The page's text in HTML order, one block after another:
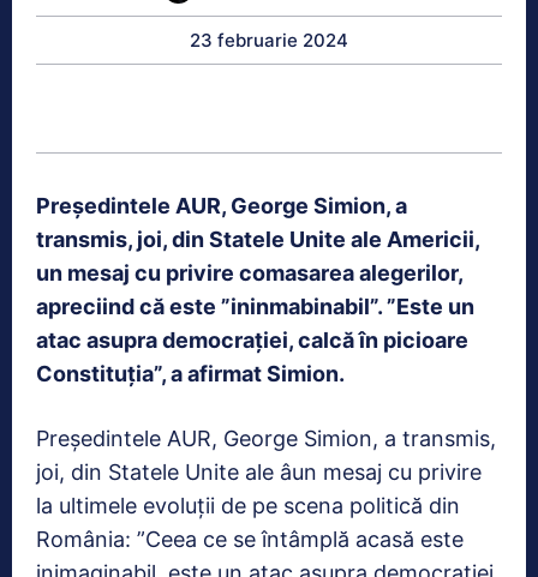
23 februarie 2024
Preşedintele AUR, George Simion, a
transmis, joi, din Statele Unite ale Americii,
un mesaj cu privire comasarea alegerilor,
apreciind că este ”ininmabinabil”. ”Este un
atac asupra democraţiei, calcă în picioare
Constituţia”, a afirmat Simion.
Preşedintele AUR, George Simion, a transmis,
joi, din Statele Unite ale âun mesaj cu privire
la ultimele evoluţii de pe scena politică din
România: ”Ceea ce se întâmplă acasă este